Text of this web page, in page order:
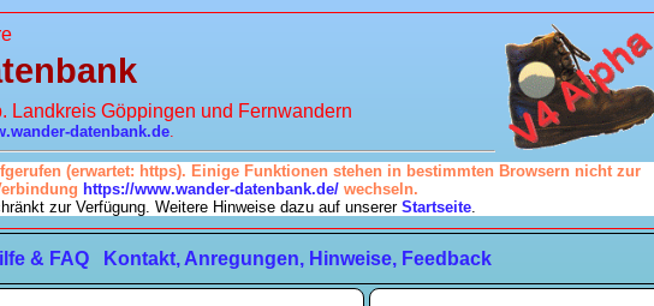
Landkreis Göppingen und Fernwandern
datenbank.de.
(erwartet: https). Einige Funktionen stehen in bestimmten Browsern nicht zur
https://www.wander-datenbank.de/wechseln.
zur Verfügung. Weitere Hinweise dazu auf unsererStartseite
& FAQ Kontakt, Anregungen, Hinweise, Feedback